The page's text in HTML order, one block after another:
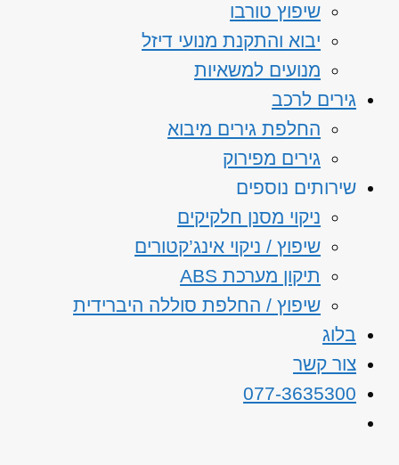
שיפוץ טורבו
יבוא והתקנת מנועי דיזל
מנועים למשאיות
גירים לרכב
החלפת גירים מיבוא
גירים מפירוק
שירותים נוספים
ניקוי מסנן חלקיקים
שיפוץ / ניקוי אינג’קטורים
תיקון מערכת ABS
שיפוץ / החלפת סוללה היברידית
בלוג
צור קשר
077-3635300